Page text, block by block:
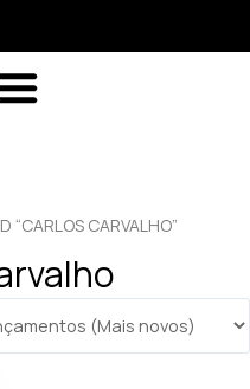
“CARLOS CARVALHO”